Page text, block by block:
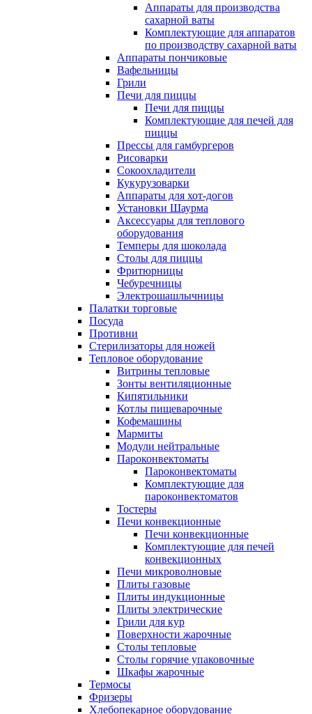
Аппараты для производства
сахарной ваты
Комплектующие для аппаратов
по производству сахарной ваты
Аппараты пончиковые
Вафельницы
Грили
Печи для пиццы
Печи для пиццы
Комплектующие для печей для
пиццы
Прессы для гамбургеров
Рисоварки
Сокоохладители
Кукурузоварки
Аппараты для хот-догов
Установки Шаурма
Аксессуары для теплового
оборудования
Темперы для шоколада
Столы для пиццы
Фритюрницы
Чебуречницы
Электрошашлычницы
Палатки торговые
Посуда
Противни
Стерилизаторы для ножей
Тепловое оборудование
Витрины тепловые
Зонты вентиляционные
Кипятильники
Котлы пищеварочные
Кофемашины
Мармиты
Модули нейтральные
Пароконвектоматы
Пароконвектоматы
Комплектующие для
пароконвектоматов
Тостеры
Печи конвекционные
Печи конвекционные
Комплектующие для печей
конвекционных
Печи микроволновые
Плиты газовые
Плиты индукционные
Плиты электрические
Грили для кур
Поверхности жарочные
Столы тепловые
Столы горячие упаковочные
Шкафы жарочные
Термосы
Фризеры
Хлебопекарное оборудование